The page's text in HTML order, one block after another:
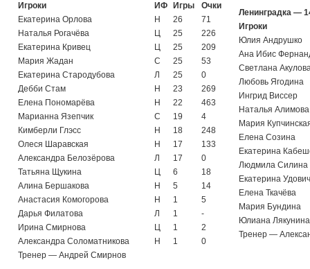
Игроки
ИФ Игры
Очки
Екатерина Орлова
Н 26
71
Наталья Рогачёва
Ц 25
226
Екатерина Кривец
Ц 25
209
Мария Жадан
С 25
53
Екатерина Стародубова
Л 25
0
Дебби Стам
Н 23
269
Елена Пономарёва
Н 22
463
Марианна Язепчик
С 19
4
Кимберли Глэсс
Н 18
248
Олеся Шаравская
Н 17
133
Александра Белозёрова
Л 17
0
Татьяна Щукина
Ц 6
18
Алина Бершакова
Н 5
14
Анастасия Комогорова
Н 1
5
Дарья Филатова
Л 1
-
Ирина Смирнова
Ц 1
2
Александра Соломатникова
Н 1
0
Тренер — Андрей Смирнов
Ленинградка —
Игроки
Юлия Андрушко
Ана Ибис
Светлана
Любовь Ягодина
Ингрид Виссер
Наталья Алимова
Мария
Елена Созина
Екатерина
Людмила Силина
Екатерина
Елена Ткачёва
Мария Бундина
Юлиана Лякунина
Тренер —